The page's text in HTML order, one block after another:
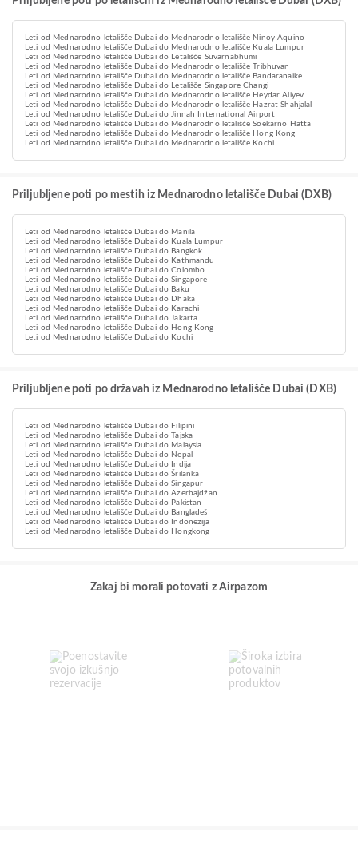
Leti od Mednarodno letališče Dubai do Mednarodno letališče Ninoy Aquino
Leti od Mednarodno letališče Dubai do Mednarodno letališče Kuala Lumpur
Leti od Mednarodno letališče Dubai do Letališče Suvarnabhumi
Leti od Mednarodno letališče Dubai do Mednarodno letališče Tribhuvan
Leti od Mednarodno letališče Dubai do Mednarodno letališče Bandaranaike
Leti od Mednarodno letališče Dubai do Letališče Singapore Changi
Leti od Mednarodno letališče Dubai do Mednarodno letališče Heydar Aliyev
Leti od Mednarodno letališče Dubai do Mednarodno letališče Hazrat Shahjalal
Leti od Mednarodno letališče Dubai do Jinnah International Airport
Leti od Mednarodno letališče Dubai do Mednarodno letališče Soekarno Hatta
Leti od Mednarodno letališče Dubai do Mednarodno letališče Hong Kong
Leti od Mednarodno letališče Dubai do Mednarodno letališče Kochi
Priljubljene poti po mestih iz Mednarodno letališče Dubai (DXB)
Leti od Mednarodno letališče Dubai do Manila
Leti od Mednarodno letališče Dubai do Kuala Lumpur
Leti od Mednarodno letališče Dubai do Bangkok
Leti od Mednarodno letališče Dubai do Kathmandu
Leti od Mednarodno letališče Dubai do Colombo
Leti od Mednarodno letališče Dubai do Singapore
Leti od Mednarodno letališče Dubai do Baku
Leti od Mednarodno letališče Dubai do Dhaka
Leti od Mednarodno letališče Dubai do Karachi
Leti od Mednarodno letališče Dubai do Jakarta
Leti od Mednarodno letališče Dubai do Hong Kong
Leti od Mednarodno letališče Dubai do Kochi
Priljubljene poti po državah iz Mednarodno letališče Dubai (DXB)
Leti od Mednarodno letališče Dubai do Filipini
Leti od Mednarodno letališče Dubai do Tajska
Leti od Mednarodno letališče Dubai do Malaysia
Leti od Mednarodno letališče Dubai do Nepal
Leti od Mednarodno letališče Dubai do Indija
Leti od Mednarodno letališče Dubai do Šrilanka
Leti od Mednarodno letališče Dubai do Singapur
Leti od Mednarodno letališče Dubai do Azerbajdžan
Leti od Mednarodno letališče Dubai do Pakistan
Leti od Mednarodno letališče Dubai do Bangladeš
Leti od Mednarodno letališče Dubai do Indonezija
Leti od Mednarodno letališče Dubai do Hongkong
Zakaj bi morali potovati z Airpazom